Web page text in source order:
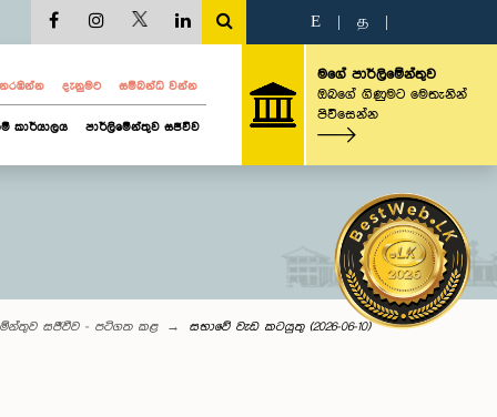
E த
දැනුමට සම්බන්ධ වන්න
කාර්යාලය පාර්ලිමේන්තුව සජීවීව
මගේ පාර්ලිමේන්තුව
ඔබගේ ගිණුමට මෙතැනින්
පිවිසෙන්න
සජීවීව - පටිගත කළ සභාවේ වැඩ කටයුතු (2026-06-10)